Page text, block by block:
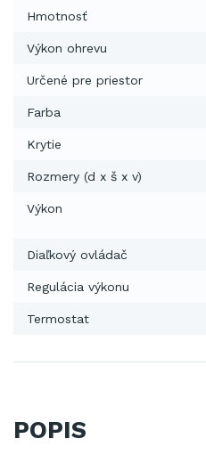
Hmotnosť
Výkon ohrevu
Určené pre priestor
Farba
Krytie
Rozmery (d x š x v)
Výkon
Diaľkový ovládač
Regulácia výkonu
Termostat
POPIS